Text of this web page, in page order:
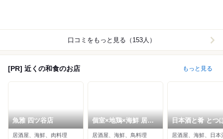
口コミをもっと見る（153人）
[PR] 近くの和食のお店 もっと見る
魚雅 四ツ谷店
居酒屋、海鮮、肉料理
個室×地鶏×海鮮 居酒
屋 とりせん 四ッ谷店
居酒屋、海鮮、鳥料理
日本酒と肴 とつ
ツ谷店
居酒屋、海鮮、日本